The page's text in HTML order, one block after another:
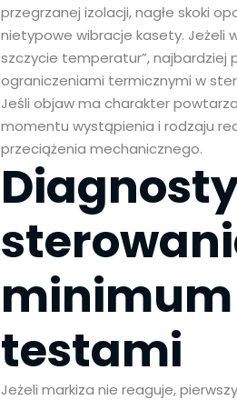
przegrzanej izolacji, nagłe skoki
nietypowe wibracje kasety. Jeżeli
szczycie temperatur”, najbardziej
ograniczeniami termicznymi w
Jeśli objaw ma charakter
momentu wystąpienia i rodzaju
przeciążenia mechanicznego.
testami
Jeżeli markiza nie reaguje,